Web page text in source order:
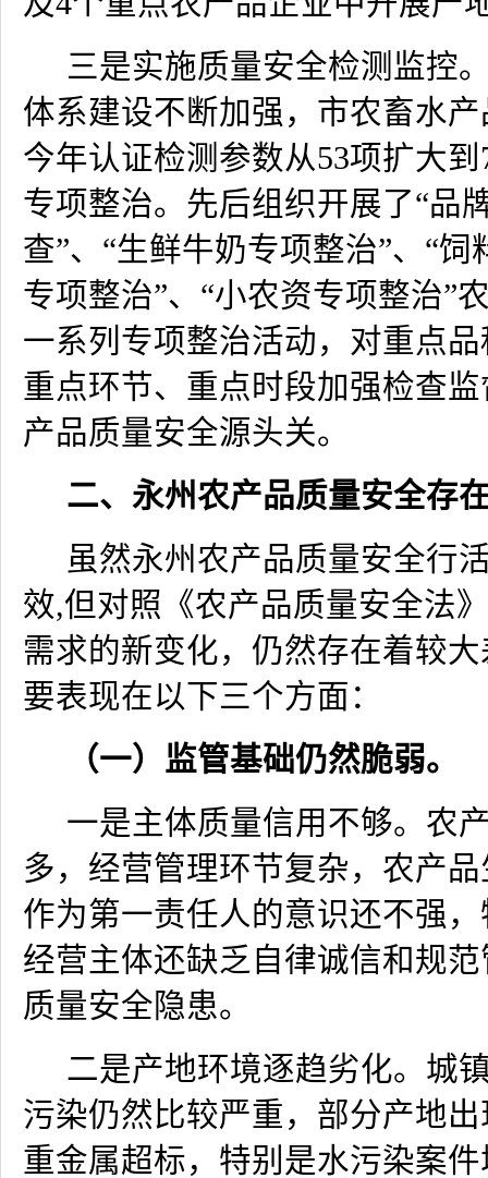
三是实施质量安全检测监控
体系建设不断加强，市农畜水
今年认证检测参数从53项扩大到
专项整治。先后组织开展了“品
查”、“生鲜牛奶专项整治”、“
专项整治”、“小农资专项整治”
一系列专项整治活动，对重点
重点环节、重点时段加强检查
产品质量安全源头关。
二、永州农产品质量安全存
虽然永州农产品质量安全行
效,但对照《农产品质量安全法
需求的新变化，仍然存在着较
要表现在以下三个方面：
（一）监管基础仍然脆弱。
一是主体质量信用不够。农
多，经营管理环节复杂，农产
作为第一责任人的意识还不强
经营主体还缺乏自律诚信和规
质量安全隐患。
二是产地环境逐趋劣化。城
污染仍然比较严重，部分产地
重金属超标，特别是水污染案